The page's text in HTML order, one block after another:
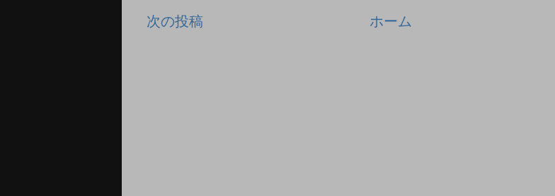
次の投稿 ホーム